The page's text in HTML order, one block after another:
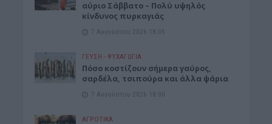
αύριο Σάββατο – Πολύ υψηλός
κίνδυνος πυρκαγιάς
7 Αυγούστου 2026 18:05
ΓΕΎΣΗ - ΨΥΧΑΓΩΓΊΑ
Πόσο κοστίζουν σήμερα γαύρος,
σαρδέλα, τσιπούρα και άλλα ψάρια
7 Αυγούστου 2026 18:00
ΑΓΡΟΤΙΚΑ